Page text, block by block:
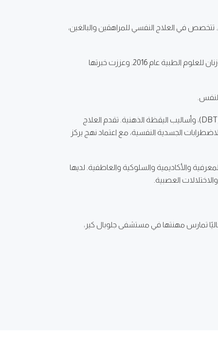
في الممارسة السريرية والبحث العلمي. تتخصص في العلاج النفسي للمراهقين والبالغين،
حصلت على درجة الماجستير في علم النفس الإكلينيكي من جامعة آدم ميكيفيتش عام 1997، ونالت درجة الدكتوراه من جامعة بوزنان للعلوم الطبية عام 2016. وعززت خبرتها
يركز عملها الإكلينيكي على العلاج النفسي المبني على الأدلة باستخدام العلاج السلوكي المعرفي (CBT)، والعلاج السلوكي الجدلي (DBT)، وأساليب اليقظة الذهنية. تقدم العلاج
الجسدية النفسية، مع اعتماد نهج يركز
والأكاديمية والسلوكية والعاطفية. لديها
تمارس مهنتها في مستشفى جلوبال كير،